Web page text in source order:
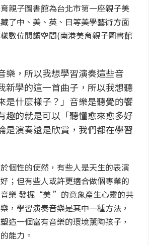
親子圖書館為台北市第一座親子美
了中、美、英、日等美學藝術方面
數位閱讀空間(南港美育親子圖書館
樂，所以我想學習演奏這些音
新學的這一首曲子，所以我想聽
是什麼樣子？」音樂是聽覺的饗
趣的就是可以「聽懂愈來愈多好
是演奏還是欣賞，我們都在學習
個性的使然，有些人是天生的表演
；但有些人或許更適合做個專業的
樂 發掘“美 ”的意象產生心靈的共
，學習演奏音樂是其中一種方法，
造一個富有音樂的環境薰陶孩子，
能力。